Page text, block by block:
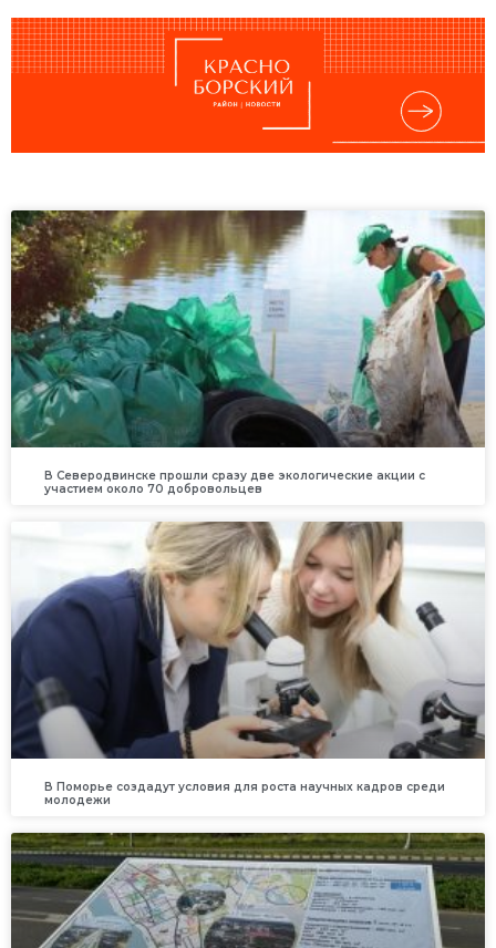
В Северодвинске прошли сразу две экологические акции с
участием около 70 добровольцев
В Поморье создадут условия для роста научных кадров среди
молодежи